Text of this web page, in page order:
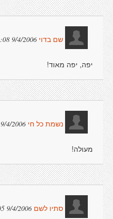
שם בדוי 9/4/2006 14:12:08
יפה, יפה מאוד!
נשמת כל חי 9/4/2006 17:09:13
מעולה!
סתיו לשם 9/4/2006 13:17:05